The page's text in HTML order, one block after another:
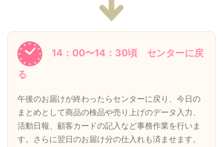
14：00〜14：30頃 センターに戻
る
午後のお届けが終わったらセンターに戻り、今日の
まとめとして商品の検品や売り上げのデータ入力、
活動日報、顧客カードの記入など事務作業を行いま
す。さらに翌日のお届け分の仕入れも済ませます。